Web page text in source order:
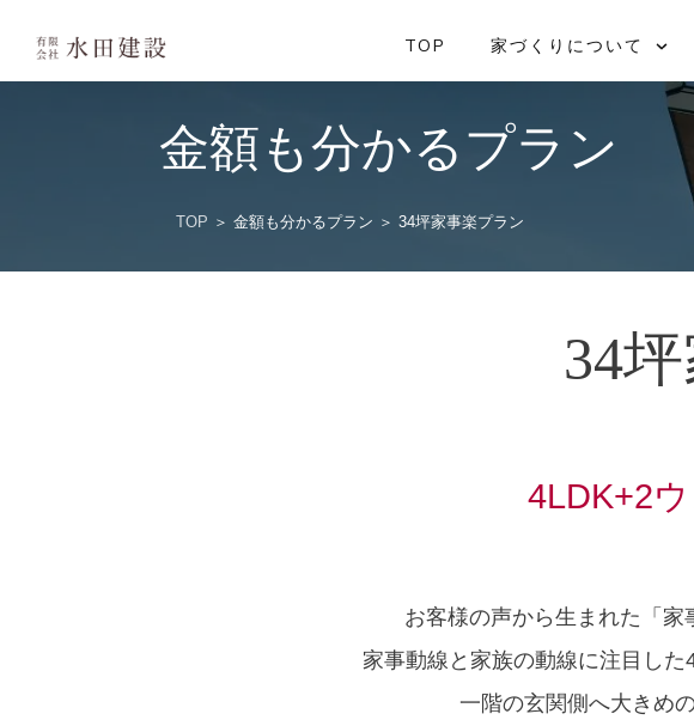
TOP 家づくりについて
金額も分かるプラン
TOP ＞ 金額も分かるプラン ＞ 34坪家事楽プラン
34
4LDK+2
お客様の声から生まれた「家
家事動線と家族の動線に注目した
一階の玄関側へ大きめ